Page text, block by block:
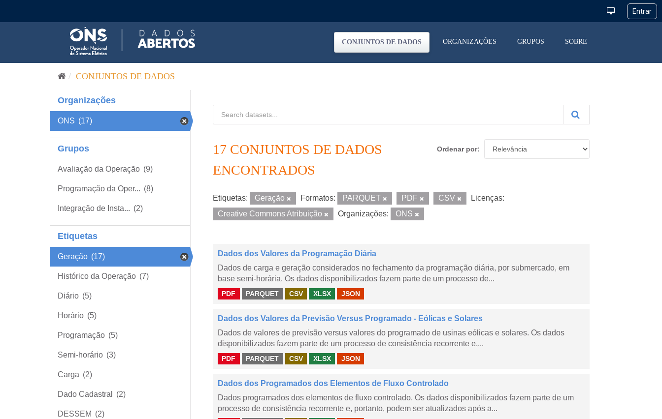
CONJUNTOS DE DADOS ORGANIZAÇÕES GRUPOS SOBRE
CONJUNTOS DE DADOS
Organizações
ONS (17)
Grupos
Avaliação da Operação (9)
Programação da Oper... (8)
Integração de Insta... (2)
Etiquetas
Geração (17)
Histórico da Operação (7)
Diário (5)
Horário (5)
Programação (5)
Semi-horário (3)
Carga (2)
Dado Cadastral (2)
DESSEM (2)
Ordenar por
17 CONJUNTOS DE DADOS
ENCONTRADOS
Etiquetas: Geração Formatos: PARQUET PDF CSV
Licenças:
Creative Commons Atribuição
Organizações: ONS
Dados dos Valores da Programação Diária
Dados de carga e geração considerados no fechamento da programação diária, por submercado, em
base semi-horária. Os dados disponibilizados fazem parte de um processo de...
PDF PARQUET CSV XLSX JSON
Dados dos Valores da Previsão Versus Programado - Eólicas e Solares
Dados de valores de previsão versus valores do programado de usinas eólicas e solares. Os dados
disponibilizados fazem parte de um processo de consistência recorrente e,...
PDF PARQUET CSV XLSX JSON
Dados dos Programados dos Elementos de Fluxo Controlado
Dados programados dos elementos de fluxo controlado. Os dados disponibilizados fazem parte de um
processo de consistência recorrente e, portanto, podem ser atualizados após a...